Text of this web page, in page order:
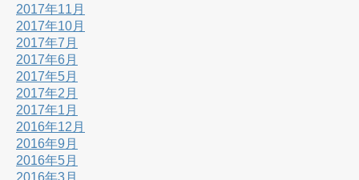
2017年11月
2017年10月
2017年7月
2017年6月
2017年5月
2017年2月
2017年1月
2016年12月
2016年9月
2016年5月
2016年3月